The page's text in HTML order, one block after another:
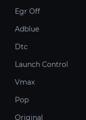
Egr Off
Adblue
Dtc
Launch Control
Vmax
Pop
Original